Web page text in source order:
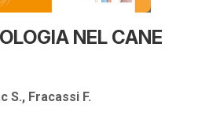
NEL CANE
S., Fracassi F.